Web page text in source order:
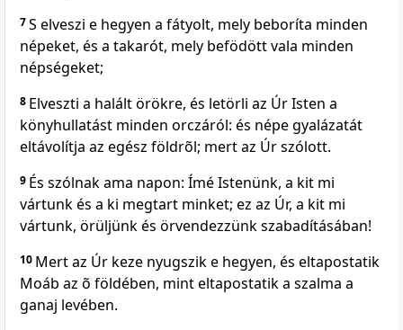
7S elveszi e hegyen a fátyolt, mely beboríta minden
népeket, és a takarót, mely befödött vala minden
népségeket;
8 Elveszti a halált örökre, és letörli az Úr Isten a
könyhullatást minden orczáról: és népe gyalázatát
eltávolítja az egész földrõl; mert az Úr szólott.
9 És szólnak ama napon: Ímé Istenünk, a kit mi
vártunk és a ki megtart minket; ez az Úr, a kit mi
vártunk, örüljünk és örvendezzünk szabadításában!
10 Mert az Úr keze nyugszik e hegyen, és eltapostatik
Moáb az õ földében, mint eltapostatik a szalma a
ganaj levében.